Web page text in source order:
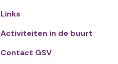
Links
Activiteiten in de buurt
Contact GSV